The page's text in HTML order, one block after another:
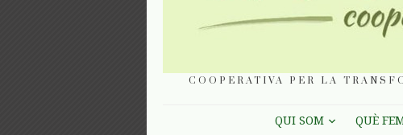
COOPERATIVA PER LA
QUI SOM QUÈ